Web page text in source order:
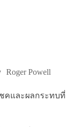
Roger Powell
คและผลกระทบที่